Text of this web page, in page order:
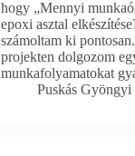
hogy „Mennyi
epoxi asztal
számoltam ki
projekten dolgozom
munkafolyamatokat
Puskás Gyöngyi